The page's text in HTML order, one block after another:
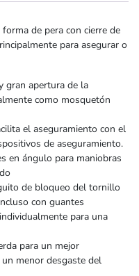
de pera con cierre de
para asegurar o
gran apertura de la
como mosquetón
el aseguramiento con el
de aseguramiento.
en ángulo para maniobras
de bloqueo del tornillo
con guantes
para una
para un mejor
menor desgaste del